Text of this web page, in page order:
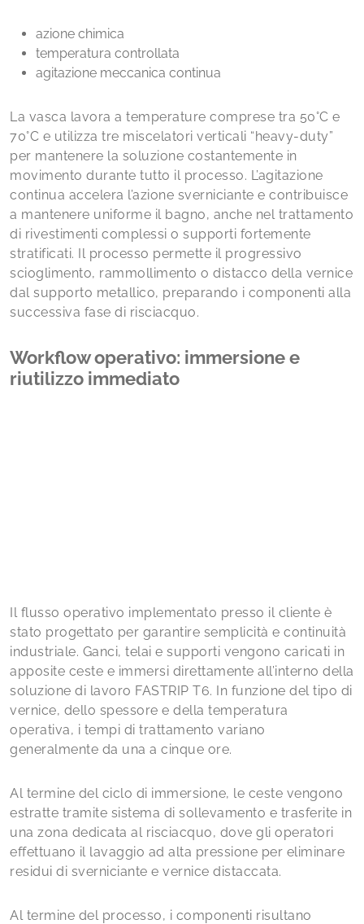
azione chimica
temperatura controllata
agitazione meccanica continua
La vasca lavora a temperature comprese tra 50°C e
70°C e utilizza tre miscelatori verticali “heavy-duty”
per mantenere la soluzione costantemente in
movimento durante tutto il processo. L’agitazione
continua accelera l’azione sverniciante e contribuisce
a mantenere uniforme il bagno, anche nel trattamento
di rivestimenti complessi o supporti fortemente
stratificati. Il processo permette il progressivo
scioglimento, rammollimento o distacco della vernice
dal supporto metallico, preparando i componenti alla
successiva fase di risciacquo.
Workflow operativo: immersione e
riutilizzo immediato
Il flusso operativo implementato presso il cliente è
stato progettato per garantire semplicità e continuità
industriale. Ganci, telai e supporti vengono caricati in
apposite ceste e immersi direttamente all’interno della
soluzione di lavoro FASTRIP T6. In funzione del tipo di
vernice, dello spessore e della temperatura
operativa, i tempi di trattamento variano
generalmente da una a cinque ore.
Al termine del ciclo di immersione, le ceste vengono
estratte tramite sistema di sollevamento e trasferite in
una zona dedicata al risciacquo, dove gli operatori
effettuano il lavaggio ad alta pressione per eliminare
residui di sverniciante e vernice distaccata.
Al termine del processo, i componenti risultano